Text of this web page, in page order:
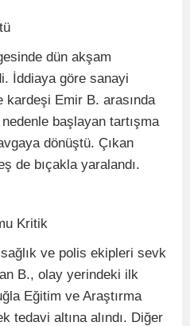
dün akşam
İddiaya göre sanayi
kardeşi Emir B. arasında
başlayan tartışma
dönüştü. Çıkan
de bıçakla yaralandı.
Kritik
ve polis ekipleri sevk
B., olay yerindeki ilk
Eğitim ve Araştırma
tedavi altına alındı. Diğer